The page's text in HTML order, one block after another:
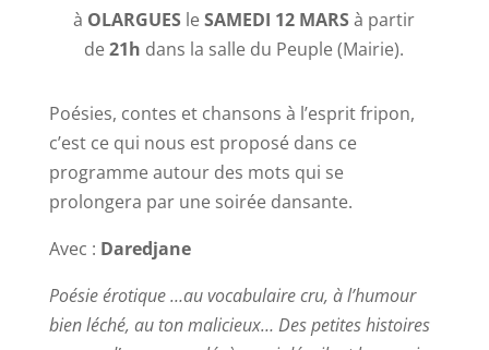
à OLARGUES leSAMEDI 12 MARSà partir
de21h dans la salle du Peuple (Mairie).
Poésies, contes et chansons à l’esprit fripon,
c’est ce qui nous est proposé dans ce
programme autour des mots qui se
prolongera par une soirée dansante.
Avec : Daredjane
Poésie érotique …au vocabulaire cru, à l’humour
bien léché, au ton malicieux… Des petites histoires